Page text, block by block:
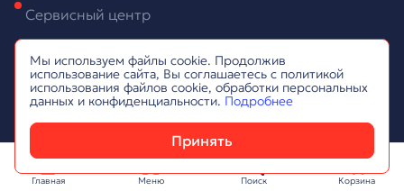
Сервисный центр
2026. ООО «Антарес». ИНН: 7806484159, © Все права
защищены.Политика обработки персональных данных,
Соглашение на обработку персональных данных.Создание
и разработка сайта:IlyaAnt
Главная Меню Поиск Корзина
Мы используем файлы cookie. Продолжив
использование сайта, Вы соглашаетесь с политикой
использования файлов cookie, обработки персональных
данных и конфиденциальности. Подробнее
Принять